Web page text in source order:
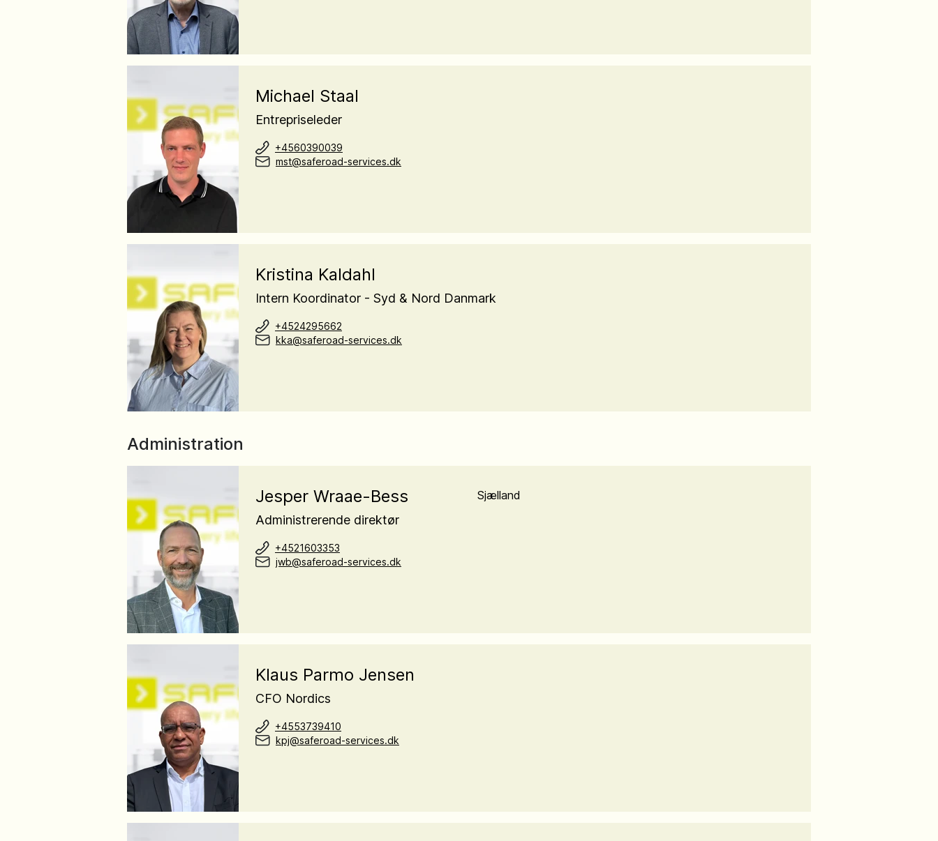
Michael Staal
Entrepriseleder
+4560390039
mst@saferoad-services.dk
Kristina Kaldahl
Intern Koordinator - Syd & Nord Danmark
+4524295662
kka@saferoad-services.dk
Administration
Jesper Wraae-Bess
Administrerende direktør
+4521603353
jwb@saferoad-services.dk
Klaus Parmo Jensen
CFO Nordics
+4553739410
kpj@saferoad-services.dk